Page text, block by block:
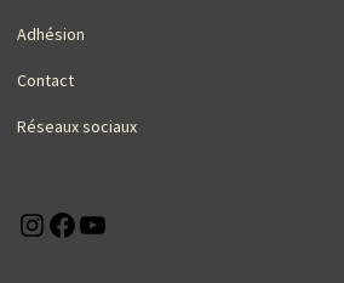
Adhésion
Contact
Réseaux sociaux
Instagram
Facebook